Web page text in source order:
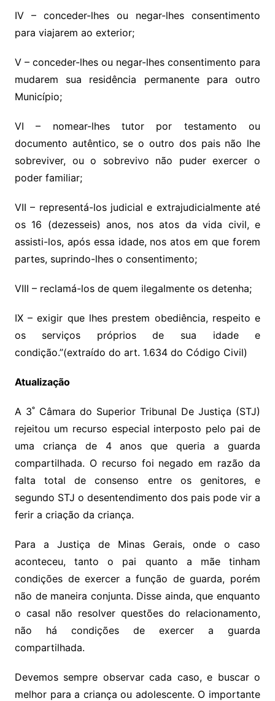
IV – conceder-lhes ou negar-lhes consentimento
para viajarem ao exterior;
V – conceder-lhes ou negar-lhes consentimento para
mudarem sua residência permanente para outro
Município;
VI – nomear-lhes tutor por testamento ou
documento autêntico, se o outro dos pais não lhe
sobreviver, ou o sobrevivo não puder exercer o
poder familiar;
VII – representá-los judicial e extrajudicialmente até
os 16 (dezesseis) anos, nos atos da vida civil, e
assisti-los, após essa idade, nos atos em que forem
partes, suprindo-lhes o consentimento;
VIII – reclamá-los de quem ilegalmente os detenha;
IX – exigir que lhes prestem obediência, respeito e
os serviços próprios de sua idade e
condição.”(extraído do art. 1.634 do Código Civil)
Atualização
A 3˚ Câmara do Superior Tribunal De Justiça (STJ)
rejeitou um recurso especial interposto pelo pai de
uma criança de 4 anos que queria a guarda
compartilhada. O recurso foi negado em razão da
falta total de consenso entre os genitores, e
segundo STJ o desentendimento dos pais pode vir a
ferir a criação da criança.
Para a Justiça de Minas Gerais, onde o caso
aconteceu, tanto o pai quanto a mãe tinham
condições de exercer a função de guarda, porém
não de maneira conjunta. Disse ainda, que enquanto
o casal não resolver questões do relacionamento,
não há condições de exercer a guarda
compartilhada.
Devemos sempre observar cada caso, e buscar o
melhor para a criança ou adolescente. O importante